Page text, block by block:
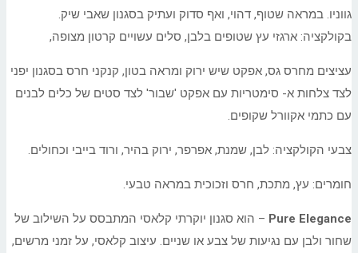
גווניו. במראה שטוף, דהוי, ואף סדוק ועתיק בסגנון שאבי שיק.
בקולקציה: ארגזי עץ שטופים בלבן, סלים עשויים קרטון מצופה,
עציצים מחרס גס, אפקט שיש ירוק ומראה בטון, קנקני חרס בסגנון יפני
לצד צלחות א- סימטריות עם אפקט 'שבור' לצד סטים של כלים לבנים
עם כתמי אקוורל שקופים.
צבעי הקולקציה: לבן, שמנת, אפרפר, ירוק בהיר, ורוד בייבי וכחולים.
חומרים: עץ, מתכת, חרס וזכוכית במראה טבעי.
Pure Elegance – הוא סגנון יוקרתי קלאסי המתבסס על השילוב של
שחור ולבן עם נגיעות של צבע או שניים. עיצוב קלאסי, על זמני מרשים,